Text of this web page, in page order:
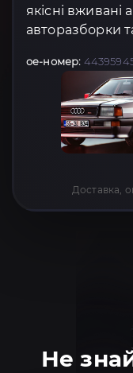
якісні вживані
авторазборки
oe-номер:
Доставка,
Не